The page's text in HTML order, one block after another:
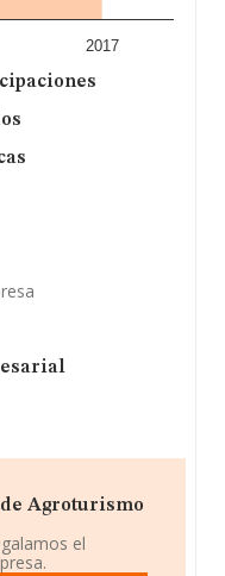
2017
Agroturismo
el